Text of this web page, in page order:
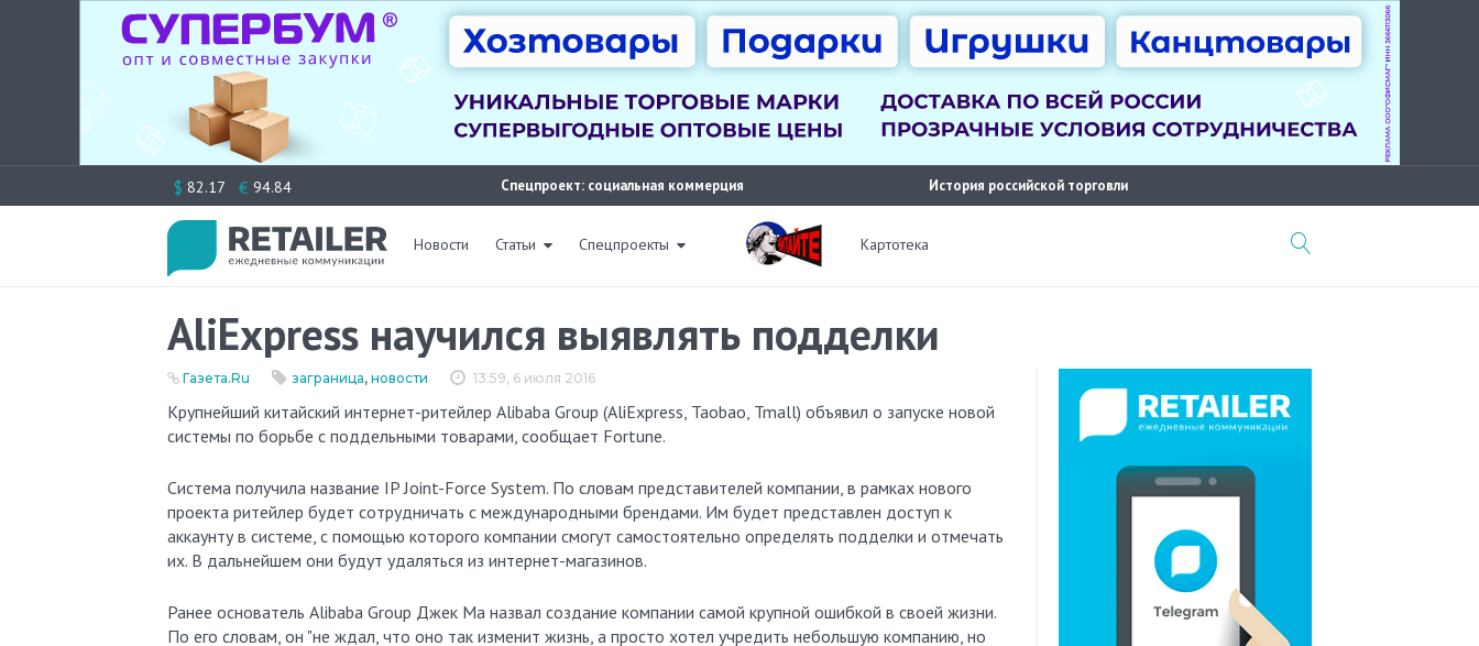
к
$ 82.17 € 94.84 Спецпроект: социальная коммерция История российской торговли
Новости Статьи Спецпроекты Картотека
AliExpress научился выявлять подделки
13:59, 6 июля 2016
Газета.Ru заграница, новости
Крупнейший китайский интернет-ритейлер Alibaba Group (AliExpress, Taobao, Tmall) объявил о запуске новой
системы по борьбе с поддельными товарами, сообщает Fortune.
Система получила название IP Joint-Force System. По словам представителей компании, в рамках нового
проекта ритейлер будет сотрудничать с международными брендами. Им будет представлен доступ к
аккаунту в системе, с помощью которого компании смогут самостоятельно определять подделки и отмечать
их. В дальнейшем они будут удаляться из интернет-магазинов.
Ранее основатель Alibaba Group Джек Ма назвал создание компании самой крупной ошибкой в своей жизни.
По его словам, он "не ждал, что оно так изменит жизнь, а просто хотел учредить небольшую компанию, но